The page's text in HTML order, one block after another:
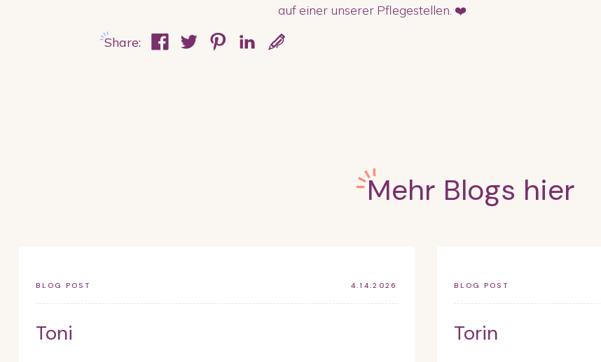
auf einer unserer Pflegestellen. ❤️
Share:
Mehr Blogs hier
BLOG POST 4.14.2026
Toni
BLOG POST
Torin